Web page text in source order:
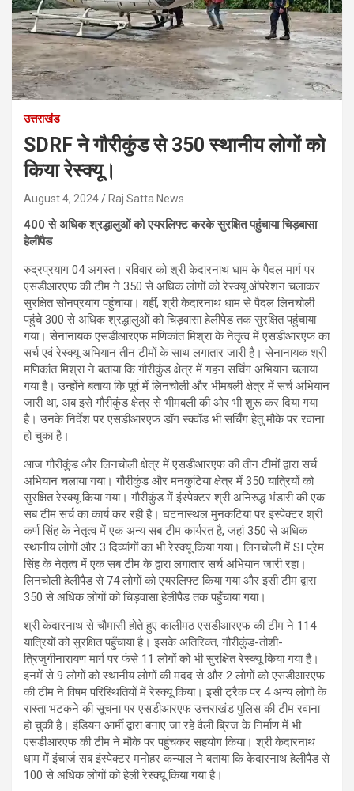
उत्तराखंड
SDRF ने गौरीकुंड से 350 स्थानीय लोगों को
किया रेस्क्यू।
August 4, 2024 Raj Satta News
400 से अधिक श्रद्धालुओं को एयरलिफ्ट करके सुरक्षित पहुंचाया चिड़बासा
हेलीपैड
रुद्रप्रयाग 04 अगस्त। रविवार को श्री केदारनाथ धाम के पैदल मार्ग पर
एसडीआरएफ की टीम ने 350 से अधिक लोगों को रेस्क्यू ऑपरेशन चलाकर
सुरक्षित सोनप्रयाग पहुंचाया। वहीं, श्री केदारनाथ धाम से पैदल लिनचोली
पहुंचे 300 से अधिक श्रद्धालुओं को चिड़वासा हेलीपेड तक सुरक्षित पहुंचाया
गया। सेनानायक एसडीआरएफ मणिकांत मिश्रा के नेतृत्व में एसडीआरएफ का
सर्च एवं रेस्क्यू अभियान तीन टीमों के साथ लगातार जारी है। सेनानायक श्री
मणिकांत मिश्रा ने बताया कि गौरीकुंड क्षेत्र में गहन सर्चिंग अभियान चलाया
गया है। उन्होंने बताया कि पूर्व में लिनचोली और भीमबली क्षेत्र में सर्च अभियान
जारी था, अब इसे गौरीकुंड क्षेत्र से भीमबली की ओर भी शुरू कर दिया गया
है। उनके निर्देश पर एसडीआरएफ डॉग स्क्वॉड भी सर्चिंग हेतु मौके पर रवाना
हो चुका है।
आज गौरीकुंड और लिनचोली क्षेत्र में एसडीआरएफ की तीन टीमों द्वारा सर्च
अभियान चलाया गया। गौरीकुंड और मनकुटिया क्षेत्र में 350 यात्रियों को
सुरक्षित रेस्क्यू किया गया। गौरीकुंड में इंस्पेक्टर श्री अनिरुद्ध भंडारी की एक
सब टीम सर्च का कार्य कर रही है। घटनास्थल मुनकटिया पर इंस्पेक्टर श्री
कर्ण सिंह के नेतृत्व में एक अन्य सब टीम कार्यरत है, जहां 350 से अधिक
स्थानीय लोगों और 3 दिव्यांगों का भी रेस्क्यू किया गया। लिनचोली में SI प्रेम
सिंह के नेतृत्व में एक सब टीम के द्वारा लगातार सर्च अभियान जारी रहा।
लिनचोली हेलीपैड से 74 लोगों को एयरलिफ्ट किया गया और इसी टीम द्वारा
350 से अधिक लोगों को चिड़वासा हेलीपैड तक पहुँचाया गया।
श्री केदारनाथ से चौमासी होते हुए कालीमठ एसडीआरएफ की टीम ने 114
यात्रियों को सुरक्षित पहुँचाया है। इसके अतिरिक्त, गौरीकुंड-तोशी-
त्रिजुगीनारायण मार्ग पर फंसे 11 लोगों को भी सुरक्षित रेस्क्यू किया गया है।
इनमें से 9 लोगों को स्थानीय लोगों की मदद से और 2 लोगों को एसडीआरएफ
की टीम ने विषम परिस्थितियों में रेस्क्यू किया। इसी ट्रैक पर 4 अन्य लोगों के
रास्ता भटकने की सूचना पर एसडीआरएफ उत्तराखंड पुलिस की टीम रवाना
हो चुकी है। इंडियन आर्मी द्वारा बनाए जा रहे वैली ब्रिज के निर्माण में भी
एसडीआरएफ की टीम ने मौके पर पहुंचकर सहयोग किया। श्री केदारनाथ
धाम में इंचार्ज सब इंस्पेक्टर मनोहर कन्याल ने बताया कि केदारनाथ हेलीपैड से
100 से अधिक लोगों को हेली रेस्क्यू किया गया है।